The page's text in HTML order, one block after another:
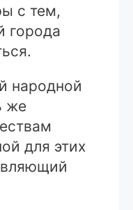
с тем,
города
народной
же
для этих